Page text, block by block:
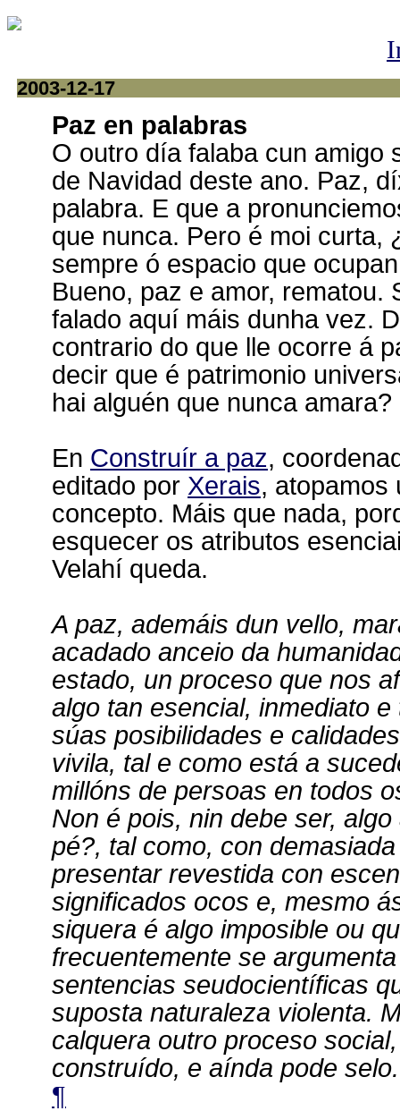
2003-12-17
Paz en palabras
O outro día falaba cun amigo
de Navidad deste ano. Paz,
palabra. E que a
que nunca. Pero é moi curta,
sempre ó espacio que
Bueno, paz e amor, rematou.
falado aquí máis dunha vez.
contrario do que lle ocorre á
decir que é patrimonio
hai alguén que nunca amara?
En Construír a paz,
editado por Xerais, atopamos
concepto. Máis que nada,
esquecer os atributos
Velahí queda.
A paz, ademáis dun vello,
acadado anceio da
estado, un proceso que nos
algo tan esencial, inmediato
súas posibilidades e
vivila, tal e como está a
millóns de persoas en todos
Non é pois, nin debe ser,
pé?, tal como, con
presentar revestida con
significados ocos e, mesmo
siquera é algo imposible ou
frecuentemente se
sentencias seudocientíficas
suposta naturaleza violenta.
calquera outro proceso
construído, e aínda pode selo.
¶